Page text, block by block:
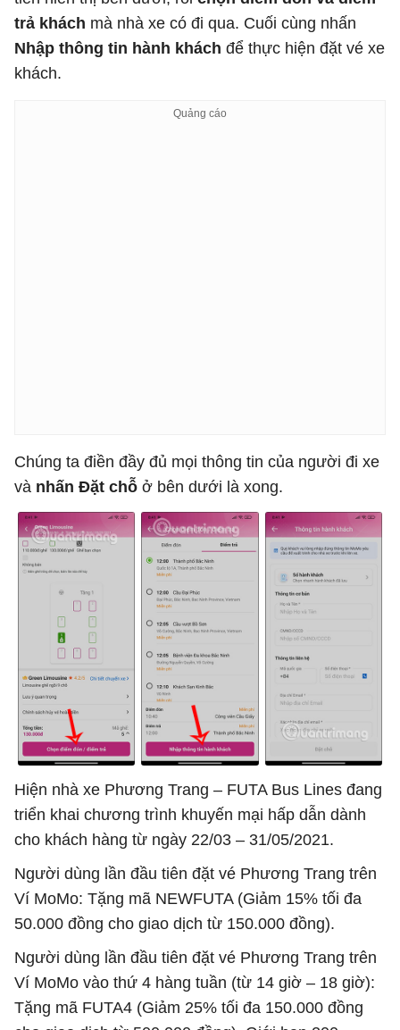
trả khách mà nhà xe có đi qua. Cuối cùng nhấn
Nhập thông tin hành khách để thực hiện đặt vé xe
khách.
Chúng ta điền đầy đủ mọi thông tin của người đi xe
và nhấn Đặt chỗ ở bên dưới là xong.
Hiện nhà xe Phương Trang – FUTA Bus Lines đang
triển khai chương trình khuyến mại hấp dẫn dành
cho khách hàng từ ngày 22/03 – 31/05/2021.
Người dùng lần đầu tiên đặt vé Phương Trang trên
Ví MoMo: Tặng mã NEWFUTA (Giảm 15% tối đa
50.000 đồng cho giao dịch từ 150.000 đồng).
Người dùng lần đầu tiên đặt vé Phương Trang trên
Ví MoMo vào thứ 4 hàng tuần (từ 14 giờ – 18 giờ):
Tặng mã FUTA4 (Giảm 25% tối đa 150.000 đồng